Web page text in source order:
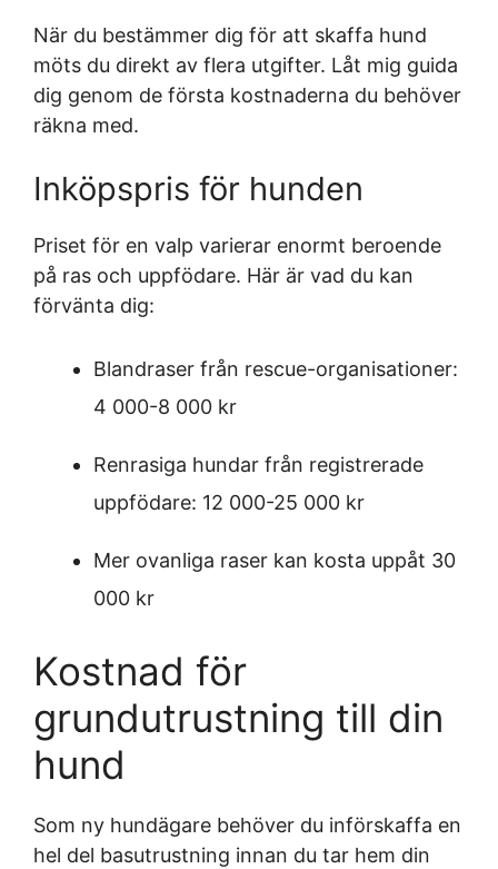
När du bestämmer dig för att skaffa hund
möts du direkt av flera utgifter. Låt mig guida
dig genom de första kostnaderna du behöver
räkna med.
Inköpspris för hunden
Priset för en valp varierar enormt beroende
på ras och uppfödare. Här är vad du kan
förvänta dig:
Blandraser från rescue-organisationer:
4 000-8 000 kr
Renrasiga hundar från registrerade
uppfödare: 12 000-25 000 kr
Mer ovanliga raser kan kosta uppåt 30
000 kr
Kostnad för
grundutrustning till din
hund
Som ny hundägare behöver du införskaffa en
hel del basutrustning innan du tar hem din